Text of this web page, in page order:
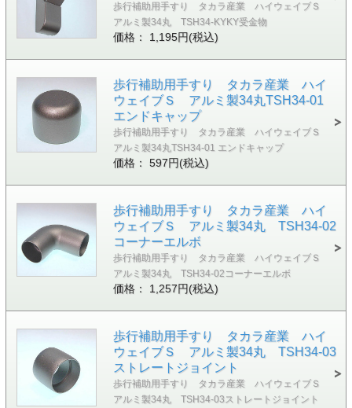
歩行補助用手すり タカラ産業 ハイウェイブＳ
アルミ製34丸 TSH34-KYKY受金物
価格： 1,195円(税込)
歩行補助用手すり タカラ産業 ハイ
ウェイブＳ アルミ製34丸TSH34-01
エンドキャップ
歩行補助用手すり タカラ産業 ハイウェイブＳ
アルミ製34丸TSH34-01 エンドキャップ
価格： 597円(税込)
歩行補助用手すり タカラ産業 ハイ
ウェイブＳ アルミ製34丸 TSH34-02
コーナーエルボ
歩行補助用手すり タカラ産業 ハイウェイブＳ
アルミ製34丸 TSH34-02コーナーエルボ
価格： 1,257円(税込)
歩行補助用手すり タカラ産業 ハイ
ウェイブＳ アルミ製34丸 TSH34-03
ストレートジョイント
歩行補助用手すり タカラ産業 ハイウェイブＳ
アルミ製34丸 TSH34-03ストレートジョイント